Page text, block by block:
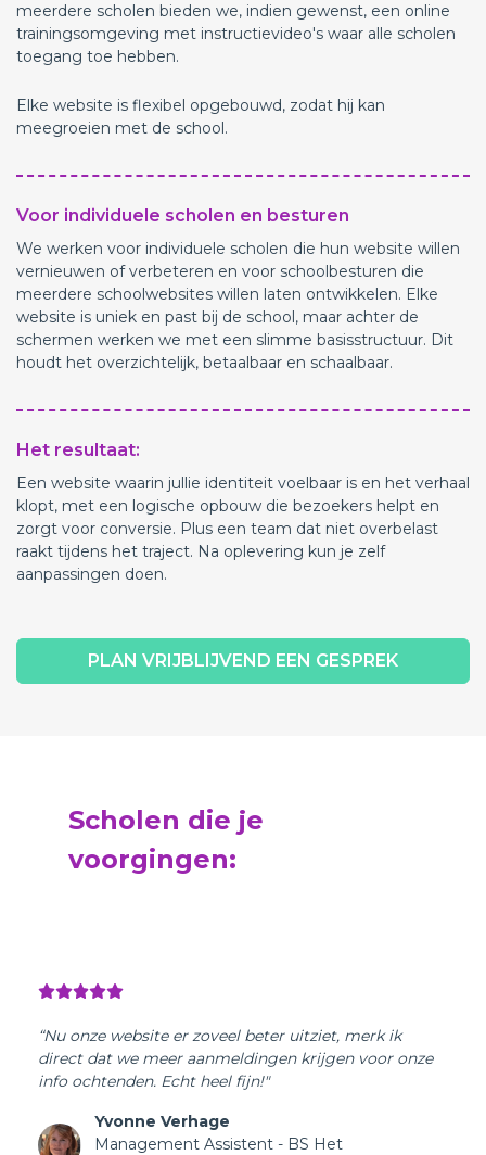
meerdere scholen bieden we, indien gewenst, een online
trainingsomgeving met instructievideo's waar alle scholen
toegang toe hebben.
Elke website is flexibel opgebouwd, zodat hij kan
meegroeien met de school.
Voor individuele scholen en besturen
We werken voor individuele scholen die hun website willen
vernieuwen of verbeteren en voor schoolbesturen die
meerdere schoolwebsites willen laten ontwikkelen. Elke
website is uniek en past bij de school, maar achter de
schermen werken we met een slimme basisstructuur. Dit
houdt het overzichtelijk, betaalbaar en schaalbaar.
Het resultaat:
Een website waarin jullie identiteit voelbaar is en het verhaal
klopt, met een logische opbouw die bezoekers helpt en
zorgt voor conversie. Plus een team dat niet overbelast
raakt tijdens het traject. Na oplevering kun je zelf
aanpassingen doen.
PLAN VRIJBLIJVEND EEN GESPREK
Scholen die je
voorgingen:
“Nu onze website er zoveel beter uitziet, merk ik
direct dat we meer aanmeldingen krijgen voor onze
info ochtenden. Echt heel fijn!"
Yvonne Verhage
Management Assistent - BS Het